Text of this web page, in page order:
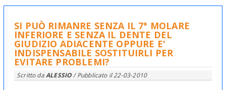
SI PUÒ RIMANRE SENZA IL 7° MOLARE
INFERIORE E SENZA IL DENTE DEL
GIUDIZIO ADIACENTE OPPURE E'
INDISPENSABILE SOSTITUIRLI PER
EVITARE PROBLEMI?
Scritto daALESSIO/ Pubblicato il22-03-2010